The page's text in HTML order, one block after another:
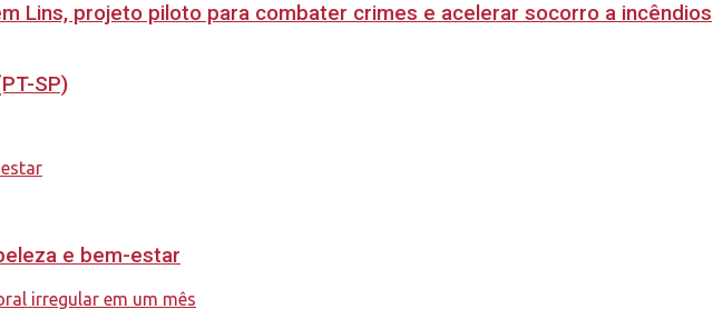
Lins, projeto piloto para combater crimes e acelerar socorro a incêndios
e bem-estar
SP)